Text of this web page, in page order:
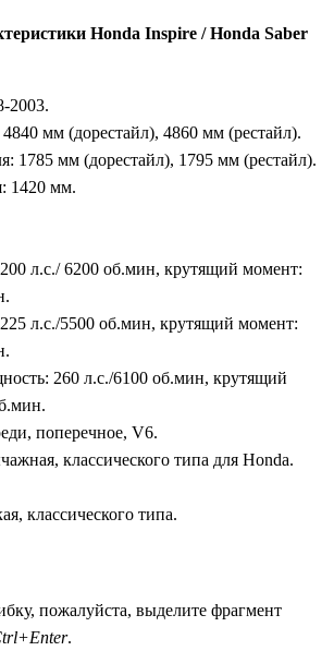
Honda Inspire / Honda Saber
2003.
мм (дорестайл), 4860 мм (рестайл).
1785 мм (дорестайл), 1795 мм (рестайл).
1420 мм.
л.с./ 6200 об.мин, крутящий момент:
л.с./5500 об.мин, крутящий момент:
260 л.с./6100 об.мин, крутящий
поперечное, V6.
классического типа для Honda.
классического типа.
пожалуйста, выделите фрагмент
.